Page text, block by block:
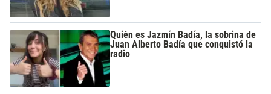
Quién es Jazmín Badía, la sobrina de
Juan Alberto Badía que conquistó la
radio